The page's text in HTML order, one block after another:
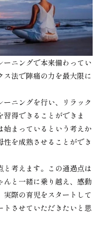
ーニングで本来備わってい
ス法で陣痛の力を最大限に
ニングを行い、リラック
得できることができま
始まっているという考えか
を成熟させることができ
考えます。この通過点は
んと一緒に乗り越え、感動
実際の育児をスタートして
トさせていただきたいと思